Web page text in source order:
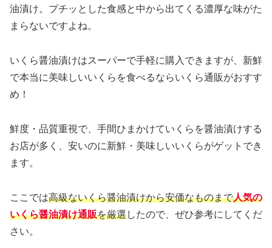
油漬け。プチッとした食感と中から出てくる濃厚な味がた
まらないですよね。
いくら醤油漬けはスーパーで手軽に購入できますが、新鮮
で本当に美味しいいくらを食べるならいくら通販がおすす
め！
鮮度・品質重視で、手間ひまかけていくらを醤油漬けする
お店が多く、安いのに新鮮・美味しいいくらがゲットでき
ます。
ここでは高級ないくら醤油漬けから安価なものまで人気の
いくら醤油漬け通販を厳選したので、ぜひ参考にしてくだ
さい。